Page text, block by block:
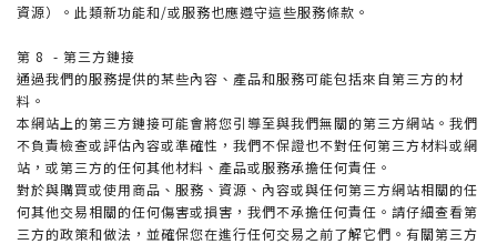
資源）。此類新功能和/或服務也應遵守這些服務條款。
第 8 - 第三方鏈接
通過我們的服務提供的某些內容、產品和服務可能包括來自第三方的材
料。
本網站上的第三方鏈接可能會將您引導至與我們無關的第三方網站。我們
不負責檢查或評估內容或準確性，我們不保證也不對任何第三方材料或網
站，或第三方的任何其他材料、產品或服務承擔任何責任。
對於與購買或使用商品、服務、資源、內容或與任何第三方網站相關的任
何其他交易相關的任何傷害或損害，我們不承擔任何責任。請仔細查看第
三方的政策和做法，並確保您在進行任何交易之前了解它們。有關第三方